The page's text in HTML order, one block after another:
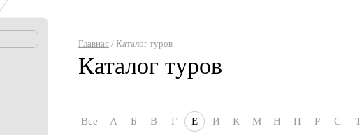
Главная/ Каталог туров
Каталог туров
Все А Б В Г Е И К М Н П Р С Т